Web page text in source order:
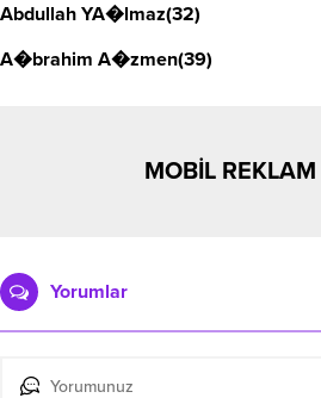
Abdullah YA�lmaz(32)
A�brahim A�zmen(39)
MOBİL
Yorumlar